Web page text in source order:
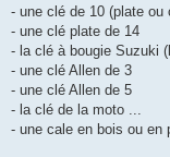
- une clé de 10 (plate ou
- une clé plate de 14
- la clé à bougie Suzuki
- une clé Allen de 3
- une clé Allen de 5
- la clé de la moto ...
- une cale en bois ou en